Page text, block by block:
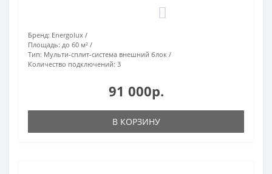
Бренд: Energolux
Площадь: до 60 м²
Тип: Мульти-сплит-система внешний блок
Количество подключений: 3
91 000р.
В КОРЗИНУ